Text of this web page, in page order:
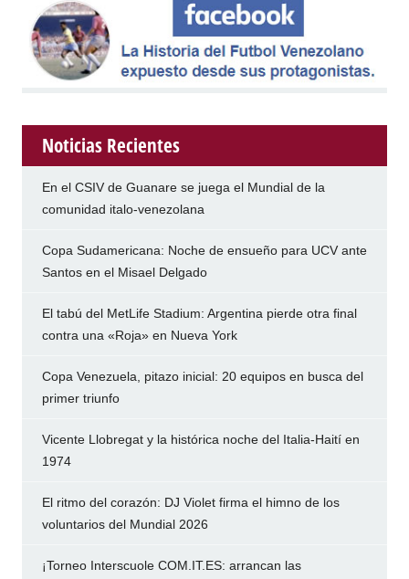
Noticias Recientes
En el CSIV de Guanare se juega el Mundial de la
comunidad italo-venezolana
Copa Sudamericana: Noche de ensueño para UCV ante
Santos en el Misael Delgado
El tabú del MetLife Stadium: Argentina pierde otra final
contra una «Roja» en Nueva York
Copa Venezuela, pitazo inicial: 20 equipos en busca del
primer triunfo
Vicente Llobregat y la histórica noche del Italia-Haití en
1974
El ritmo del corazón: DJ Violet firma el himno de los
voluntarios del Mundial 2026
¡Torneo Interscuole COM.IT.ES: arrancan las